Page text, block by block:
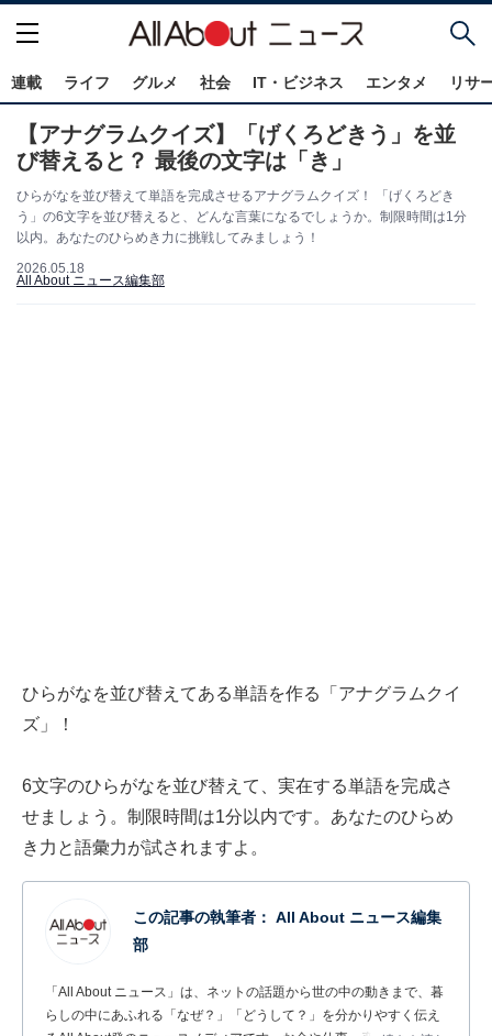
連載 ライフ グルメ 社会 IT・ビジネス エンタメ リサ
【アナグラムクイズ】「げくろどきう」を並
び替えると？ 最後の文字は「き」
ひらがなを並び替えて単語を完成させるアナグラムクイズ！ 「げくろどき
う」の6文字を並び替えると、どんな言葉になるでしょうか。制限時間は1分
以内。あなたのひらめき力に挑戦してみましょう！
2026.05.18
All About ニュース編集部
ひらがなを並び替えてある単語を作る「アナグラムクイ
ズ」！
6文字のひらがなを並び替えて、実在する単語を完成さ
せましょう。制限時間は1分以内です。あなたのひらめ
き力と語彙力が試されますよ。
この記事の執筆者： All About ニュース編集
部
「All About ニュース」は、ネットの話題から世の中の動きまで、暮
らしの中にあふれる「なぜ？」「どうして？」を分かりやすく伝え